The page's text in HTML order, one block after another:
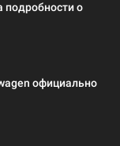
подробности о
официально